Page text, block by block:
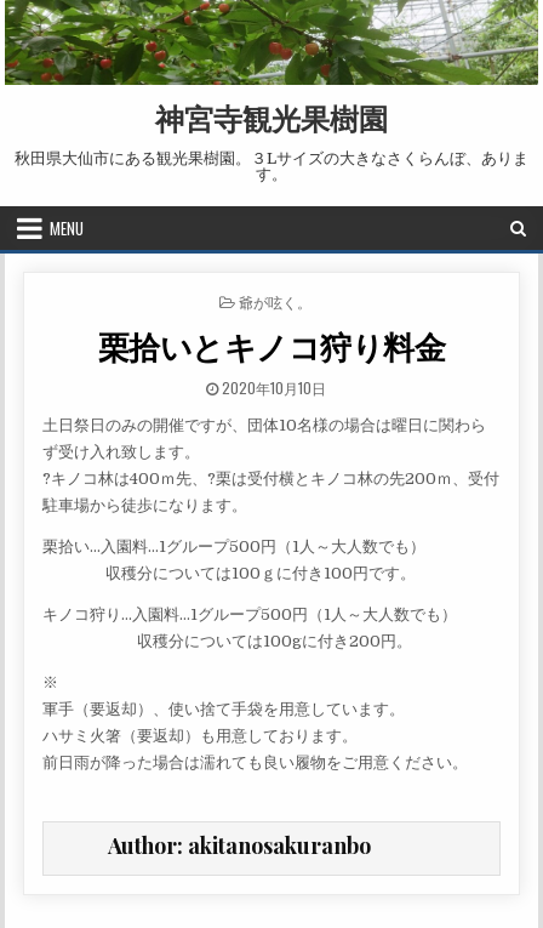
Skip to content
神宮寺観光果樹園
秋田県大仙市にある観光果樹園。３Lサイズの大きなさくらんぼ、ありま
す。
MENU
POSTED IN
爺が呟く。
栗拾いとキノコ狩り料金
PUBLISHED DATE:
2020年10月10日
土日祭日のみの開催ですが、団体10名様の場合は曜日に関わら
ず受け入れ致します。
?キノコ林は400ｍ先、?栗は受付横とキノコ林の先200ｍ、受付
駐車場から徒歩になります。
栗拾い…入園料…1グループ500円（1人～大人数でも）
収穫分については100ｇに付き100円です。
キノコ狩り…入園料…1グループ500円（1人～大人数でも）
収穫分については100gに付き200円。
※
軍手（要返却）、使い捨て手袋を用意しています。
ハサミ火箸（要返却）も用意しております。
前日雨が降った場合は濡れても良い履物をご用意ください。
Author: akitanosakuranbo